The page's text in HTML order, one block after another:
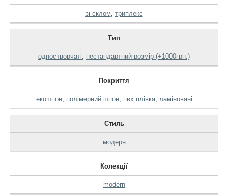
зі склом, триплекс
Тип
одностворчаті, нестандартний розмір (+1000грн.)
Покриття
екошпон, полімерний шпон, пвх плівка, ламіновані
Стиль
модерн
Колекції
modern